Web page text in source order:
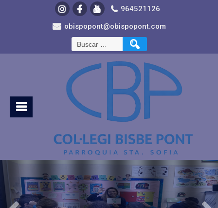
964521126
obispopont@obispopont.com